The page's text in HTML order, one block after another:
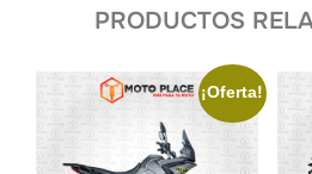
PRODUCTOS
¡Oferta!